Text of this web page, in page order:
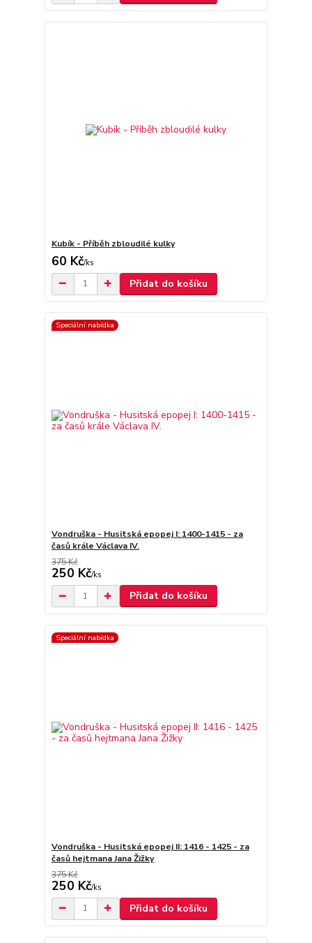
Kubík - Příběh zbloudilé kulky
60 Kč/ks
Přidat do košíku
Speciální nabídka
Vondruška - Husitská epopej I: 1400-1415 - za
časů krále Václava IV.
375 Kč
250 Kč/ks
Přidat do košíku
Speciální nabídka
Vondruška - Husitská epopej II: 1416 - 1425 - za
časů hejtmana Jana Žižky
375 Kč
250 Kč/ks
Přidat do košíku